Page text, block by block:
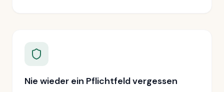
Nie wieder ein Pflichtfeld vergessen